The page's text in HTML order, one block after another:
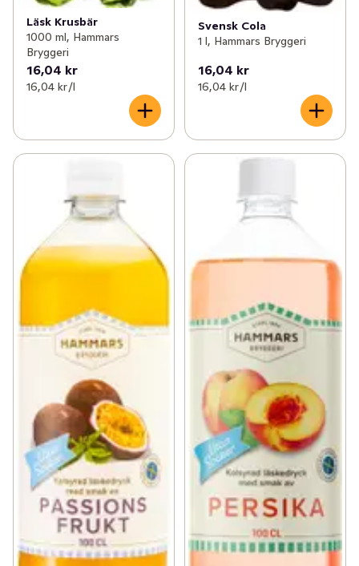
Läsk Krusbär
1000 ml, Hammars
Bryggeri
16,04 kr
16,04 kr /l
Svensk Cola
1 l, Hammars Bryggeri
16,04 kr
16,04 kr /l